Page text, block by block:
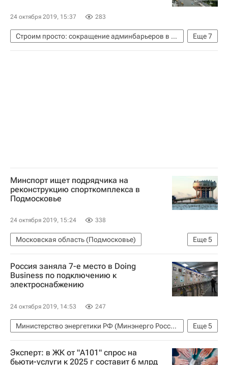
24 октября 2019, 15:37 283
Еще7
Строим просто: сокращение админбарьеров в строительстве
Москва
Крост
Doing Business
Минспорт ищет подрядчика на
реконструкцию спорткомплекса в
Подмосковье
24 октября 2019, 15:24 338
Еще5
Московская область (Подмосковье)
Министерство спорта РФ
Новости Подмосковья
Реконструкция
Спортивные объекты
Россия заняла 7-е место в Doing
Business по подключению к
электроснабжению
24 октября 2019, 14:53 247
Еще5
Министерство энергетики РФ (Минэнерго России)
Doing Business
Рейтинги
Россети
Строим просто: сокращение админбарьеров в строительстве
Эксперт: в ЖК от "А101" спрос на
бьюти-услуги к 2025 г составит 6 млрд